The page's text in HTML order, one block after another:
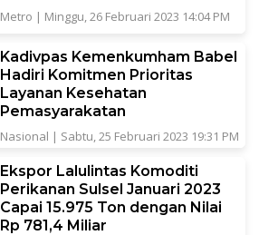
Metro | Minggu, 26 Februari 2023 14:04 PM
Kadivpas Kemenkumham Babel
Hadiri Komitmen Prioritas
Layanan Kesehatan
Pemasyarakatan
Nasional | Sabtu, 25 Februari 2023 19:31 PM
Ekspor Lalulintas Komoditi
Perikanan Sulsel Januari 2023
Capai 15.975 Ton dengan Nilai
Rp 781,4 Miliar